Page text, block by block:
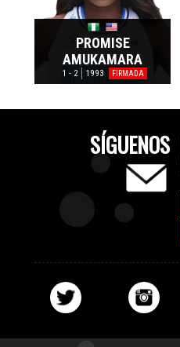
PROMISE
AMUKAMARA
1 - 2 1993 FIRMADA
SÍGUENOS